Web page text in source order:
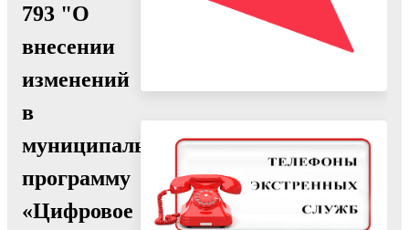
793 "О
внесении
изменений
в
муниципальную
программу
«Цифровое